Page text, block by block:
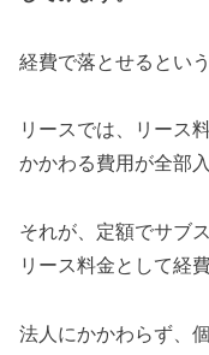
経費で落とせるとい
リースでは、リース
かかわる費用が全部
それが、定額でサブ
リース料金として経
法人にかかわらず、